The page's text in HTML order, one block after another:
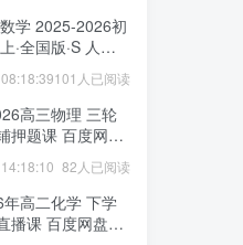
学 2025-2026初
·全国版·S 人教
101人已阅读
高三物理 三轮
押题课 百度网盘
82人已阅读
高二化学 下学
播课 百度网盘下